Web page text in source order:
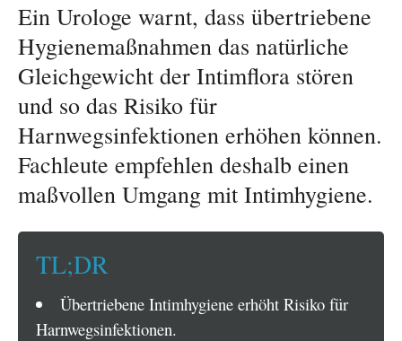
Ein Urologe warnt, dass übertriebene
Hygienemaßnahmen das natürliche
Gleichgewicht der Intimflora stören
und so das Risiko für
Harnwegsinfektionen erhöhen können.
Fachleute empfehlen deshalb einen
maßvollen Umgang mit Intimhygiene.
TL;DR
Übertriebene Intimhygiene erhöht Risiko für
Harnwegsinfektionen.